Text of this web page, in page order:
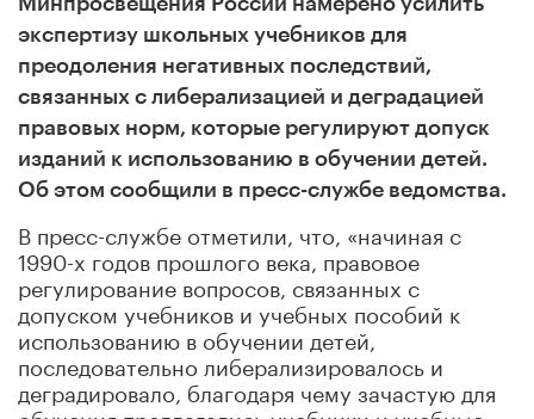
экспертизу школьных учебников для
преодоления негативных последствий,
связанных с либерализацией и деградацией
правовых норм, которые регулируют допуск
изданий к использованию в обучении детей.
Об этом сообщили в пресс-службе ведомства.
В пресс-службе отметили, что, «начиная с
1990-х годов прошлого века, правовое
регулирование вопросов, связанных с
допуском учебников и учебных пособий к
использованию в обучении детей,
последовательно либерализировалось и
деградировало, благодаря чему зачастую для